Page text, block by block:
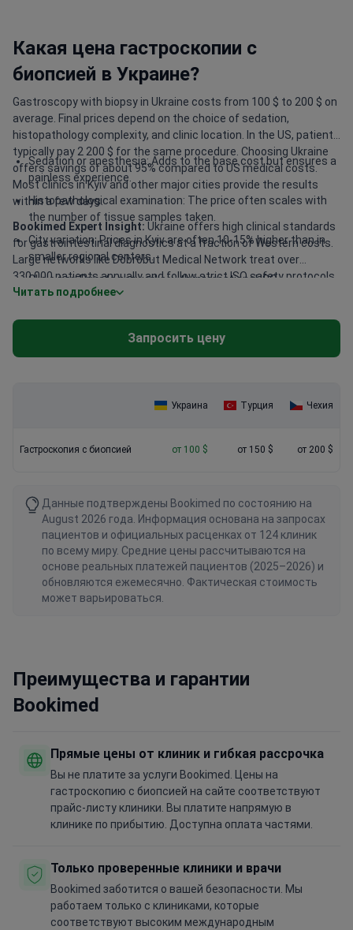
Какая цена гастроскопии с
биопсией в Украине?
Gastroscopy with biopsy in Ukraine costs from 100 $ to 200 $ on
average. Final prices depend on the choice of sedation,
histopathology complexity, and clinic location. In the US, patients
typically pay 2 200 $ for the same procedure. Choosing Ukraine
offers savings of about 95% compared to US medical costs.
Most clinics in Kyiv and other major cities provide the results
within a few days.
Sedation or anesthesia: Adds to the base cost but ensures a
painless experience.
Histopathological examination: The price often scales with
the number of tissue samples taken.
City variation: Prices in Kyiv are often 10-15% higher than in
smaller regional centers.
Clinic tier: Private networks with international ISO
certification may charge more for modern facilities.
Bookimed Expert Insight: Ukraine offers high clinical standards
for gastrointestinal diagnostics at a fraction of Western costs.
Large networks like Dobrobut Medical Network treat over
330,000 patients annually and follow strict ISO safety protocols.
Many gastroenterologists in major cities like Kyiv and Odesa
memberships in the European Association for the Study of the
Liver. This level of expertise is accessible without the long wait
times common in other countries.
Читать подробнее
Запросить цену
Украина Турция Чехия
Гастроскопия с биопсией от 100 $ от 150 $ от 200 $
Данные подтверждены Bookimed по состоянию на
August 2026 года. Информация основана на запросах
пациентов и официальных расценках от 124 клиник
по всему миру. Средние цены рассчитываются на
основе реальных платежей пациентов (2025–2026) и
обновляются ежемесячно. Фактическая стоимость
может варьироваться.
Преимущества и гарантии
Bookimed
Прямые цены от клиник и гибкая рассрочка
Вы не платите за услуги Bookimed. Цены на
гастроскопию с биопсией на сайте соответствуют
прайс-листу клиники. Вы платите напрямую в
клинике по прибытию. Доступна оплата частями.
Только проверенные клиники и врачи
Bookimed заботится о вашей безопасности. Мы
работаем только с клиниками, которые
соответствуют высоким международным